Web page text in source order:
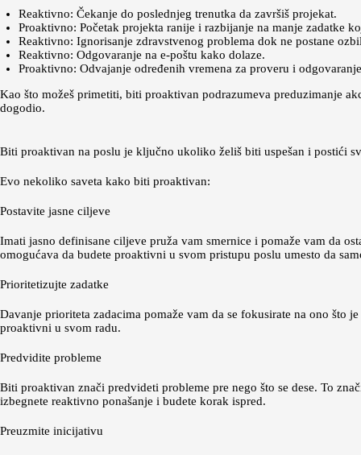
Reaktivno: Čekanje do poslednjeg trenutka da završiš projekat.
Proaktivno: Početak projekta ranije i razbijanje na manje zadatke
Reaktivno: Ignorisanje zdravstvenog problema dok ne postane
Reaktivno: Odgovaranje na e-poštu kako dolaze.
Proaktivno: Odvajanje određenih vremena za proveru i
Kao što možeš primetiti, biti proaktivan podrazumeva preduzimanje
dogodio.
Biti proaktivan na poslu je ključno ukoliko želiš biti uspešan i postići
Evo nekoliko saveta kako biti proaktivan:
Postavite jasne ciljeve
Imati jasno definisane ciljeve pruža vam smernice i pomaže vam da
omogućava da budete proaktivni u svom pristupu poslu umesto da
Prioritetizujte zadatke
Davanje prioriteta zadacima pomaže vam da se fokusirate na ono što
proaktivni u svom radu.
Predvidite probleme
Biti proaktivan znači predvideti probleme pre nego što se dese. To
izbegnete reaktivno ponašanje i budete korak ispred.
Preuzmite inicijativu